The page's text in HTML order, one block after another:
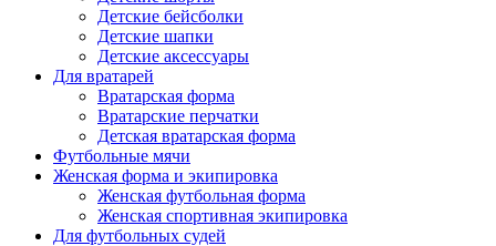
Детские бейсболки
Детские шапки
Детские аксессуары
Для вратарей
Вратарская форма
Вратарские перчатки
Детская вратарская форма
Футбольные мячи
Женская форма и экипировка
Женская футбольная форма
Женская спортивная экипировка
Для футбольных судей